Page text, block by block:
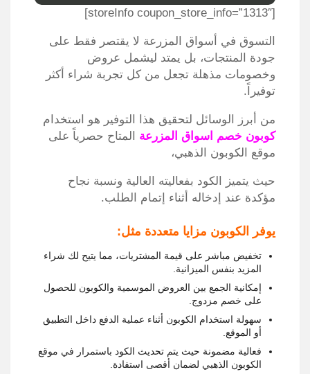
[storeInfo coupon_store_info=”1313″]
التسوق في أسواق المزرعة لا يقتصر فقط على
جودة المنتجات، بل يمتد ليشمل عروض
وخصومات مذهلة تجعل من كل تجربة شراء أكثر
توفيراً.
من أبرز الوسائل لتحقيق هذا التوفير هو استخدام
كوبون خصم اسواق المزرعة المتاح حصرياً على
موقع الكوبون الذهبي،
حيث يتميز الكود بفعاليته العالية ونسبة نجاح
مؤكدة عند إدخاله أثناء إتمام الطلب.
يوفر الكوبون مزايا متعددة مثل:
تخفيض مباشر على قيمة المشتريات، مما يتيح لك شراء
المزيد بنفس الميزانية.
إمكانية الجمع بين العروض الموسمية والكوبون للحصول
على خصم مزدوج.
سهولة استخدام الكوبون أثناء عملية الدفع داخل التطبيق
أو الموقع.
فعالية مضمونة حيث يتم تحديث الكود باستمرار في موقع
الكوبون الذهبي لضمان أقصى استفادة.